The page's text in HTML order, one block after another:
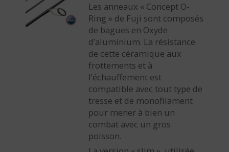
Les anneaux « Concept O-
Ring » de Fuji sont composés
de bagues en Oxyde
d’aluminium. La résistance
de cette céramique aux
frottements et à
l’échauffement est
compatible avec tout type de
tresse et de monofilament
pour mener à bien un
combat avec un gros
poisson.